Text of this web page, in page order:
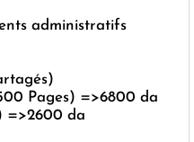
administratifs
Pages) =>6800 da
=>2600 da